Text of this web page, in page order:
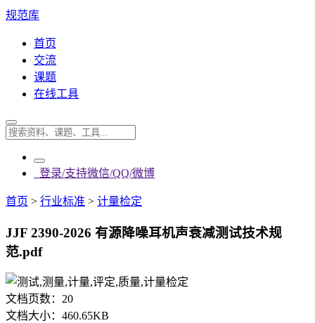
规范库
首页
交流
课题
在线工具
登录/支持微信/QQ/微博
首页 > 行业标准 > 计量检定
JJF 2390-2026 有源降噪耳机声衰减测试技术规
范.pdf
文档页数： 20
文档大小： 460.65KB